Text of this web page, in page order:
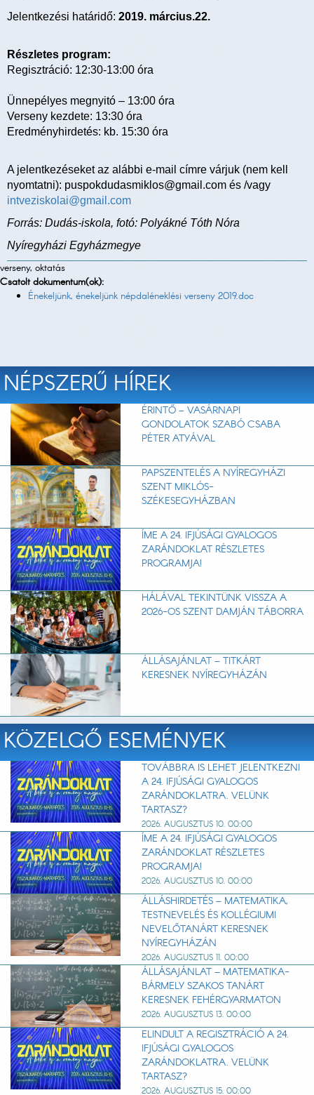
Jelentkezési határidő: 2019. március.22.
Részletes program:
Regisztráció: 12:30-13:00 óra
Ünnepélyes megnyitó – 13:00 óra
Verseny kezdete: 13:30 óra
Eredményhirdetés: kb. 15:30 óra
A jelentkezéseket az alábbi e-mail címre várjuk (nem kell
nyomtatni): puspokdudasmiklos@gmail.com és /vagy
intveziskolai@gmail.com
Forrás: Dudás-iskola, fotó: Polyákné Tóth Nóra
Nyíregyházi Egyházmegye
verseny, oktatás
Csatolt dokumentum(ok):
Énekeljünk, énekeljünk népdaléneklési verseny 2019.doc
NÉPSZERŰ HÍREK
ÉRINTŐ – VASÁRNAPI
GONDOLATOK SZABÓ CSABA
PÉTER ATYÁVAL
PAPSZENTELÉS A NYÍREGYHÁZI
SZENT MIKLÓS-
SZÉKESEGYHÁZBAN
ÍME A 24. IFJÚSÁGI GYALOGOS
ZARÁNDOKLAT RÉSZLETES
PROGRAMJA!
HÁLÁVAL TEKINTÜNK VISSZA A
2026-OS SZENT DAMJÁN TÁBORRA
ÁLLÁSAJÁNLAT – TITKÁRT
KERESNEK NYÍREGYHÁZÁN
KÖZELGŐ ESEMÉNYEK
TOVÁBBRA IS LEHET JELENTKEZNI
A 24. IFJÚSÁGI GYALOGOS
ZARÁNDOKLATRA. VELÜNK
TARTASZ?
2026. AUGUSZTUS 10. 00:00
ÍME A 24. IFJÚSÁGI GYALOGOS
ZARÁNDOKLAT RÉSZLETES
PROGRAMJA!
2026. AUGUSZTUS 10. 00:00
ÁLLÁSHIRDETÉS – MATEMATIKA,
TESTNEVELÉS ÉS KOLLÉGIUMI
NEVELŐTANÁRT KERESNEK
NYÍREGYHÁZÁN
2026. AUGUSZTUS 11. 00:00
ÁLLÁSAJÁNLAT – MATEMATIKA-
BÁRMELY SZAKOS TANÁRT
KERESNEK FEHÉRGYARMATON
2026. AUGUSZTUS 13. 00:00
ELINDULT A REGISZTRÁCIÓ A 24.
IFJÚSÁGI GYALOGOS
ZARÁNDOKLATRA. VELÜNK
TARTASZ?
2026. AUGUSZTUS 15. 00:00